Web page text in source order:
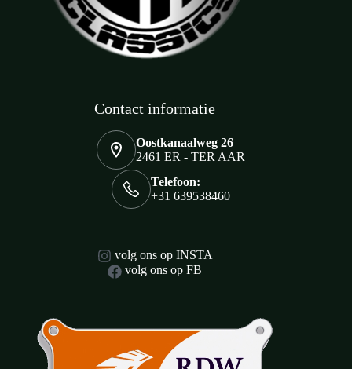
Contact informatie
Oostkanaalweg 26
2461 ER - TER AAR
Telefoon:
+31 639538460
volg ons op INSTA
volg ons op FB